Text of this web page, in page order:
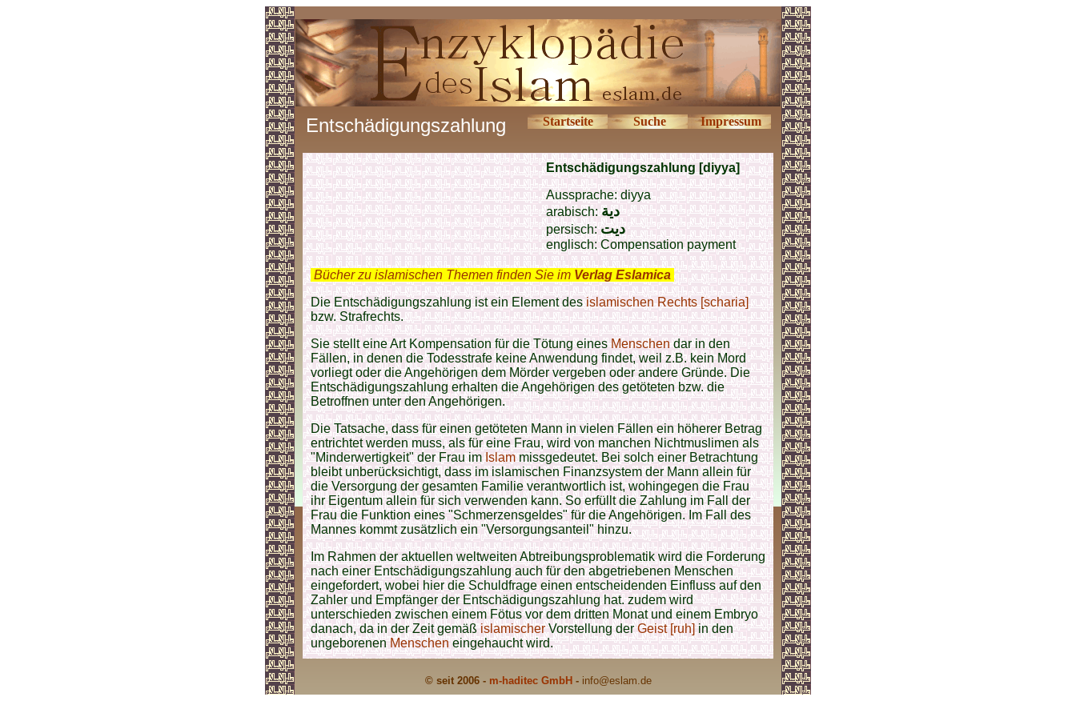
Entschädigungszahlung Startseite Suche Impressum
Entschädigungszahlung [diyya]
Aussprache: diyya
arabisch:دية
persisch:ديت
englisch: Compensation payment
Bücher zu islamischen Themen finden Sie im Verlag Eslamica
Die Entschädigungszahlung ist ein Element desislamischen Rechts [scharia]
bzw. Strafrechts.
Sie stellt eine Art Kompensation für die Tötung einesMenschendar in den
Fällen, in denen die Todesstrafe keine Anwendung findet, weil z.B. kein Mord
vorliegt oder die Angehörigen dem Mörder vergeben oder andere Gründe. Die
Entschädigungszahlung erhalten die Angehörigen des getöteten bzw. die
Betroffnen unter den Angehörigen.
Die Tatsache, dass für einen getöteten Mann in vielen Fällen ein höherer Betrag
entrichtet werden muss, als für eine Frau, wird von manchen Nichtmuslimen als
"Minderwertigkeit" der Frau imIslammissgedeutet. Bei solch einer Betrachtung
bleibt unberücksichtigt, dass im islamischen Finanzsystem der Mann allein für
die Versorgung der gesamten Familie verantwortlich ist, wohingegen die Frau
ihr Eigentum allein für sich verwenden kann. So erfüllt die Zahlung im Fall der
Frau die Funktion eines "Schmerzensgeldes" für die Angehörigen. Im Fall des
Mannes kommt zusätzlich ein "Versorgungsanteil" hinzu.
Im Rahmen der aktuellen weltweiten Abtreibungsproblematik wird die Forderung
nach einer Entschädigungszahlung auch für den abgetriebenen Menschen
eingefordert, wobei hier die Schuldfrage einen entscheidenden Einfluss auf den
Zahler und Empfänger der Entschädigungszahlung hat. zudem wird
unterschieden zwischen einem Fötus vor dem dritten Monat und einem Embryo
danach, da in der Zeit gemäßislamischerVorstellung derGeist [ruh]in den
ungeborenenMenscheneingehaucht wird.
© seit 2006 - m-haditec GmbH - info@eslam.de